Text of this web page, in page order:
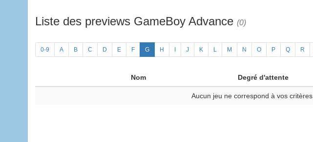
Liste des previews GameBoy Advance (0)
0-9 A B C D E F G H J K L M N O P Q R
Nom Degré d'attente
Aucun jeu ne correspond à vos critères.